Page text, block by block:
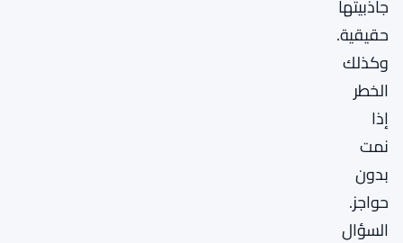
جاذبيتها
حقيقية.
وكذلك
الخطر
إذا
نمت
بدون
حواجز.
السؤال